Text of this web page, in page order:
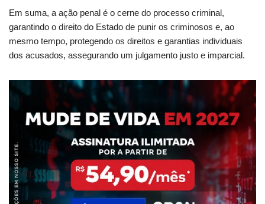
Em suma, a ação penal é o cerne do processo criminal,
garantindo o direito do Estado de punir os criminosos e, ao
mesmo tempo, protegendo os direitos e garantias individuais
dos acusados, assegurando um julgamento justo e imparcial.